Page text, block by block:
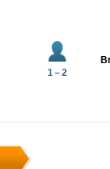
1 – 2